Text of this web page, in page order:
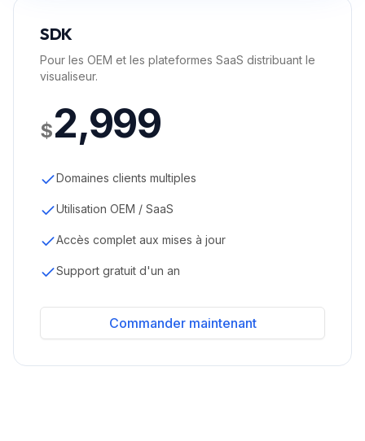
SDK
Pour les OEM et les plateformes SaaS distribuant le
visualiseur.
$2,999
Domaines clients multiples
Utilisation OEM / SaaS
Accès complet aux mises à jour
Support gratuit d'un an
Commander maintenant